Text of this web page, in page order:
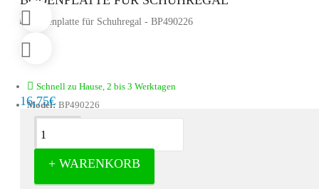
Schnell zu Hause, 2 bis 3 Werktagen
Model: BP490226
16,75€
+ WARENKORB
Beschreibung
Bodenplatte für Schuhablage -